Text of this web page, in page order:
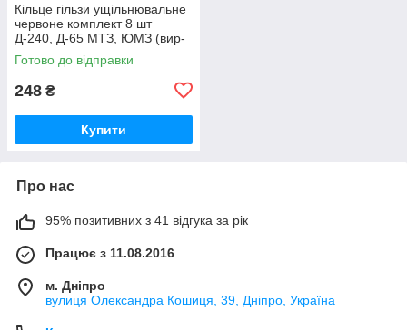
Кільце гільзи ущільнювальне
червоне комплект 8 шт
Д-240, Д-65 МТЗ, ЮМЗ (вир-
во ПХТ Україна) 50-1002022 /
50-1002022-А
Готово до відправки
248 ₴
Купити
Про нас
95% позитивних з 41 відгука за рік
Працює з 11.08.2016
м. Дніпро
вулиця Олександра Кошиця, 39, Дніпро, Україна